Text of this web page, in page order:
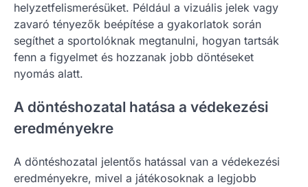
helyzetfelismerésüket. Például a vizuális jelek vagy
zavaró tényezők beépítése a gyakorlatok során
segíthet a sportolóknak megtanulni, hogyan tartsák
fenn a figyelmet és hozzanak jobb döntéseket
nyomás alatt.
A döntéshozatal hatása a védekezési
eredményekre
A döntéshozatal jelentős hatással van a védekezési
eredményekre, mivel a játékosoknak a legjobb